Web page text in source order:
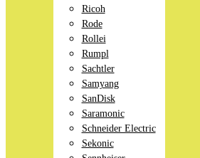
Ricoh
Rode
Rollei
Rumpl
Sachtler
Samyang
SanDisk
Saramonic
Schneider Electric
Sekonic